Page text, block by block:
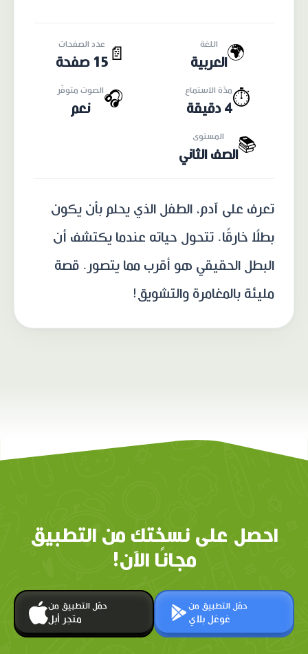
🌍 اللغة
العربية 📄
عدد الصفحات
15 صفحة
⏱️مدّة الاستماع
4 دقيقة
🎧الصوت متوفّر
نعم
📚 المستوى
الصف الثاني
تعرف على آدم، الطفل الذي يحلم بأن يكون
بطلًا خارقًا. تتحول حياته عندما يكتشف أن
البطل الحقيقي هو أقرب مما يتصور. قصة
مليئة بالمغامرة والتشويق!
احصل على نسختك من التطبيق
مجانًا الآن!
حمّل التطبيق من
متجر أبل
حمّل التطبيق من
غوغل بلاي